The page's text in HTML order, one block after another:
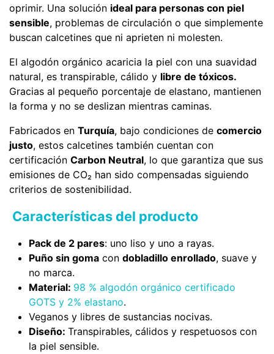
oprimir. Una solución ideal para personas con piel
sensible, problemas de circulación o que simplemente
buscan calcetines que ni aprieten ni molesten.
El algodón orgánico acaricia la piel con una suavidad
natural, es transpirable, cálido y libre de tóxicos.
Gracias al pequeño porcentaje de elastano, mantienen
la forma y no se deslizan mientras caminas.
Fabricados en Turquía, bajo condiciones de comercio
justo, estos calcetines también cuentan con
certificación Carbon Neutral, lo que garantiza que sus
emisiones de CO₂ han sido compensadas siguiendo
criterios de sostenibilidad.
Características del producto
Pack de 2 pares: uno liso y uno a rayas.
Puño sin goma con dobladillo enrollado, suave y
no marca.
Material: 98 % algodón orgánico certificado
GOTS y 2% elastano.
Veganos y libres de sustancias nocivas.
Diseño: Transpirables, cálidos y respetuosos con
la piel sensible.